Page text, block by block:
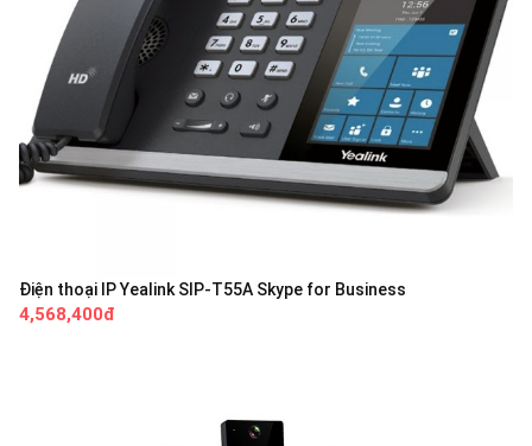
Điện thoại IP Yealink SIP-T55A Skype for Business
4,568,400đ